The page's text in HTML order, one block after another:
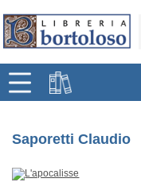
Saporetti Claudio